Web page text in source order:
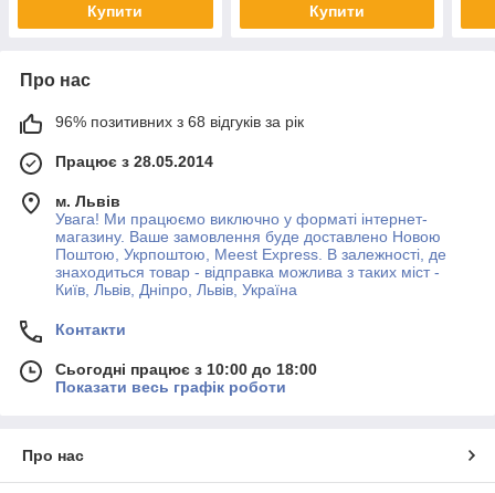
Купити Купити
Про нас
96% позитивних з 68 відгуків за рік
Працює з 28.05.2014
м. Львів
Увага! Ми працюємо виключно у форматі інтернет-
магазину. Ваше замовлення буде доставлено Новою
Поштою, Укрпоштою, Meest Express. В залежності, де
знаходиться товар - відправка можлива з таких міст -
Київ, Львів, Дніпро, Львів, Україна
Контакти
Сьогодні працює з 10:00 до 18:00
Показати весь графік роботи
Про нас